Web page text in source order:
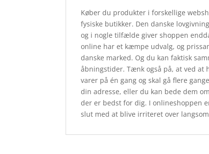
Køber du produkter i forskellige
fysiske butikker. Den danske
og i nogle tilfælde giver shoppen
online har et kæmpe udvalg, og
danske marked. Og du kan faktisk
åbningstider. Tænk også på, at ved
varer på én gang og skal gå flere
din adresse, eller du kan bede dem
der er bedst for dig. I onlineshoppen
slut med at blive irriteret over